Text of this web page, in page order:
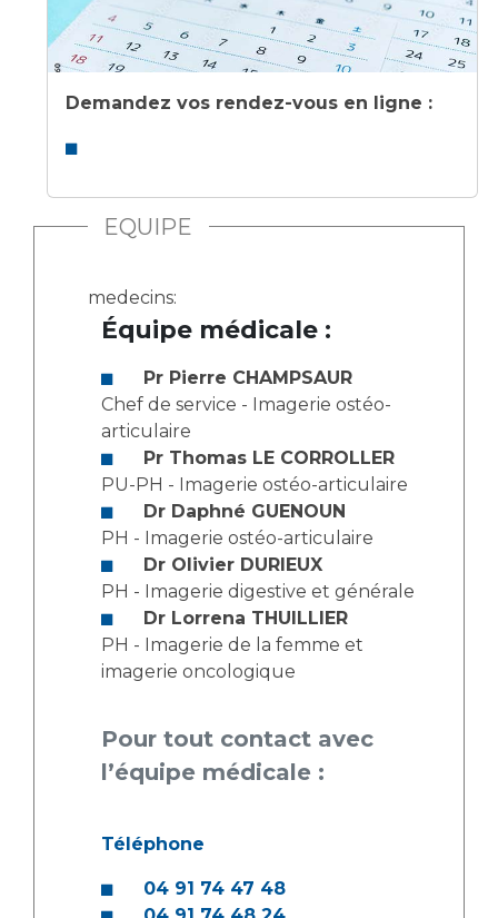
Demandez vos rendez-vous en ligne :
EQUIPE
medecins:
Équipe médicale :
Pr Pierre CHAMPSAUR
Chef de service - Imagerie ostéo-
articulaire
Pr Thomas LE CORROLLER
PU-PH - Imagerie ostéo-articulaire
Dr Daphné GUENOUN
PH - Imagerie ostéo-articulaire
Dr Olivier DURIEUX
PH - Imagerie digestive et générale
Dr Lorrena THUILLIER
PH - Imagerie de la femme et
imagerie oncologique
Pour tout contact avec
l’équipe médicale :
Téléphone
04 91 74 47 48